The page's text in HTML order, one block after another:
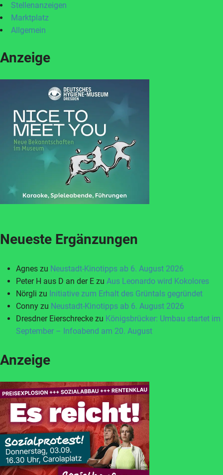
Stellenanzeigen
Marktplatz
Allgemein
Anzeige
Neueste Ergänzungen
Agnes zu Neustadt-Kinotipps ab 6. August 2026
Peter H aus D an der E zu Aus Leonardo wird Kokolores
Nörgli zu Initiative zum Erhalt des Grüntals gegründet
Conny zu Neustadt-Kinotipps ab 6. August 2026
Dresdner Eierschrecke zu Königsbrücker: Umbau startet im
September – Infoabend am 20. August
Anzeige